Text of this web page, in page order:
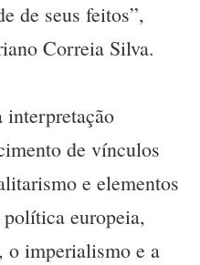
de seus feitos”,
Correia Silva.
interpretação
de vínculos
e elementos
europeia,
o imperialismo e a